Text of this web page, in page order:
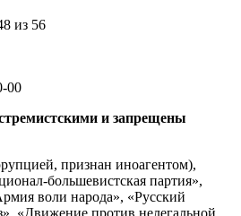
из 56
00
и запрещены
признан иноагентом),
большевистская партия»,
воли народа», «Русский